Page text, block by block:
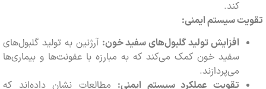
سیستم ایمنی:
افزایش تولید گلبول‌های سفید خون:آرژنین به تولید گلبول‌های
سفید خون کمک می‌کند که به مبارزه با عفونت‌ها و بیماری‌ها
می‌پردازند.
تقویت عملکرد سیستم ایمنی:مطالعات نشان داده‌اند که